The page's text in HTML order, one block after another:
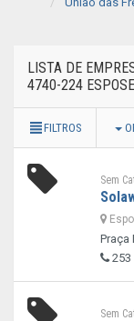
LISTA DE
4740-224
FILTROS
Sem
Praça
253
Sem